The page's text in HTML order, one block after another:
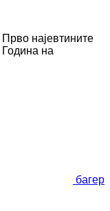
Прво најевтините
Година на
багер